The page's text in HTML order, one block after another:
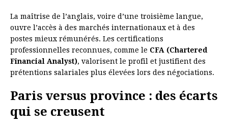
La maîtrise de l’anglais, voire d’une troisième langue,
ouvre l’accès à des marchés internationaux et à des
postes mieux rémunérés. Les certifications
professionnelles reconnues, comme le CFA (Chartered
Financial Analyst), valorisent le profil et justifient des
prétentions salariales plus élevées lors des négociations.
Paris versus province : des écarts
qui se creusent